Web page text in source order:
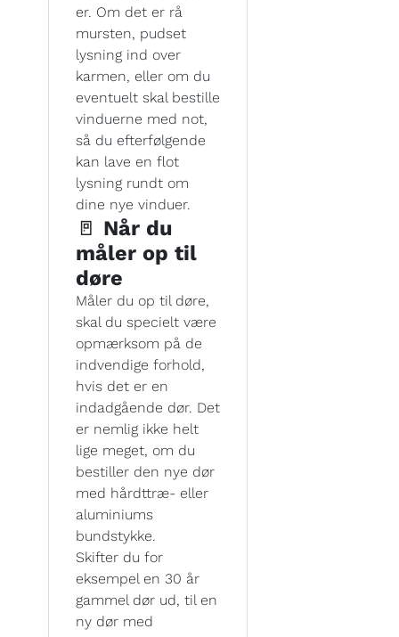
er. Om det er rå
mursten, pudset
lysning ind over
karmen, eller om du
eventuelt skal bestille
vinduerne med not,
så du efterfølgende
kan lave en flot
lysning rundt om
dine nye vinduer.
🚪 Når du
måler op til
døre
Måler du op til døre,
skal du specielt være
opmærksom på de
indvendige forhold,
hvis det er en
indadgående dør. Det
er nemlig ikke helt
lige meget, om du
bestiller den nye dør
med hårdttræ- eller
aluminiums
bundstykke.
Skifter du for
eksempel en 30 år
gammel dør ud, til en
ny dør med